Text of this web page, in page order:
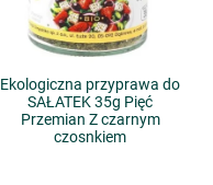
Ekologiczna przyprawa do
SAŁATEK 35g Pięć
Przemian Z czarnym
czosnkiem